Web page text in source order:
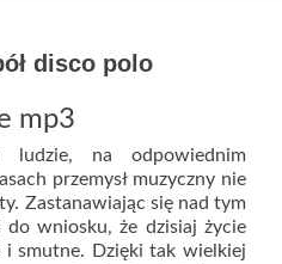
disco polo
mp3
ludzie, na odpowiednim
przemysł muzyczny nie
Zastanawiając się nad tym
do wniosku, że dzisiaj życie
i smutne. Dzięki tak wielkiej